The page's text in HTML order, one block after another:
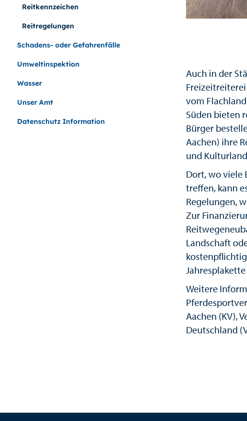
Reitkennzeichen
Reitregelungen
Schadens- oder Gefahrenfälle
Umweltinspektion
Wasser
Unser Amt
Datenschutz Information
Auch in der
vom
Süden bieten
Bürger
Aachen) ihre
und
Dort, wo viele
treffen, kann
Regelungen,
Zur
Landschaft
Weitere
Aachen (KV),
Deutschland